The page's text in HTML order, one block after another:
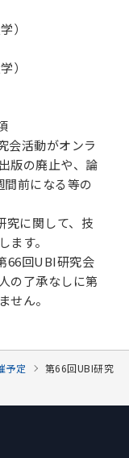
）
）
会活動がオンラ
版の廃止や、論
前になる等の
究に関して、技
す。
66回UBI研究会
の了承なしに第
せん。
予定
第66回UBI研究